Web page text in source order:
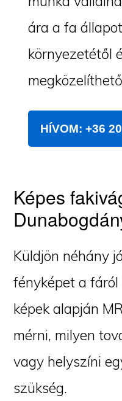
ára a fa
környezetétől
HÍVOM: +36
Képes
Küldjön néhány
fényképet a
képek alapján
mérni, milyen
vagy helyszíni
szükség.